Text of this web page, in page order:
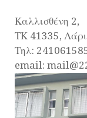
Καλλισθένη 2,
ΤΚ 41335,
Τηλ:
email: